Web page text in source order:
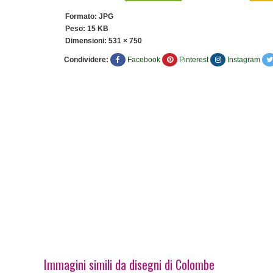
Formato: JPG
Peso: 15 KB
Dimensioni: 531 × 750
Condividere: Facebook Pinterest Instagram
Immagini simili da disegni di Colombe